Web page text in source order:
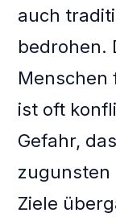
auch
bedrohen.
ist oft
Gefahr,
zugunsten
Ziele